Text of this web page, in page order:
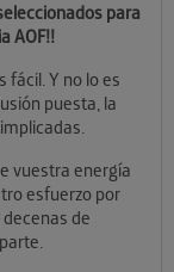
para
AOF!!
fácil. Y no lo es
puesta, la
vuestra energía
esfuerzo por
de